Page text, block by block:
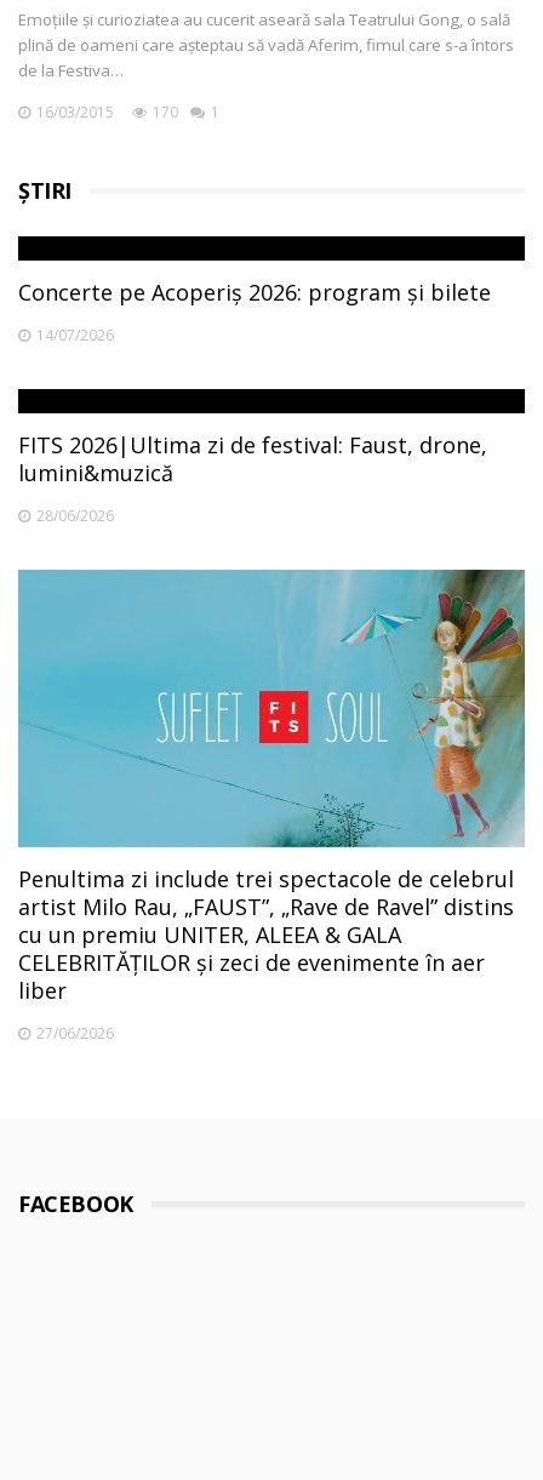
Emoţiile şi curioziatea au cucerit aseară sala Teatrului Gong, o sală
plină de oameni care aşteptau să vadă Aferim, fimul care s-a întors
de la Festiva…
16/03/2015 170 1
ȘTIRI
Concerte pe Acoperiș 2026: program și bilete
14/07/2026
FITS 2026|Ultima zi de festival: Faust, drone,
lumini&muzică
28/06/2026
Penultima zi include trei spectacole de celebrul
artist Milo Rau, „FAUST”, „Rave de Ravel” distins
cu un premiu UNITER, ALEEA & GALA
CELEBRITĂȚILOR și zeci de evenimente în aer
liber
27/06/2026
FACEBOOK